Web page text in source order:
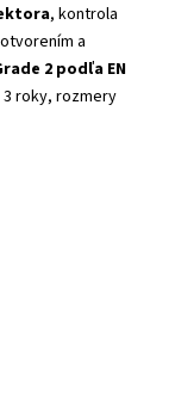
, kontrola
a
2 podľa EN
3 roky, rozmery